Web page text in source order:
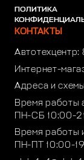
ПОЛИТИКА
КОНТАКТЫ
Автотехцентр:
Интернет-
Адреса и
Время работы
ПН-СБ 10:00-
Время работы
ПН-ПТ 10:00-